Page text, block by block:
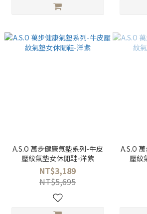
A.S.O 萬步健康氣墊系列-牛皮
壓紋氣墊女休閒鞋-洋紫
NT$3,189
NT$5,695
A.S.O
壓紋